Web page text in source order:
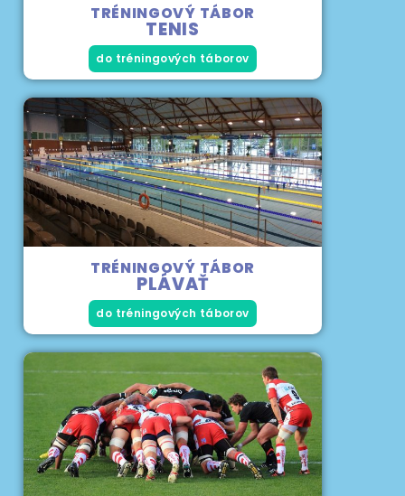
TRÉNINGOVÝ TÁBOR
TENIS
do tréningových táborov
TRÉNINGOVÝ TÁBOR
PLÁVAŤ
do tréningových táborov